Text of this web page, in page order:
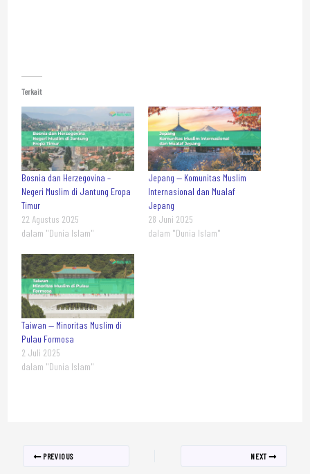
Terkait
Bosnia dan Herzegovina –
Negeri Muslim di Jantung Eropa
Timur
22 Agustus 2025
dalam "Dunia Islam"
Jepang — Komunitas Muslim
Internasional dan Mualaf
Jepang
28 Juni 2025
dalam "Dunia Islam"
Taiwan — Minoritas Muslim di
Pulau Formosa
2 Juli 2025
dalam "Dunia Islam"
PREVIOUS NEXT